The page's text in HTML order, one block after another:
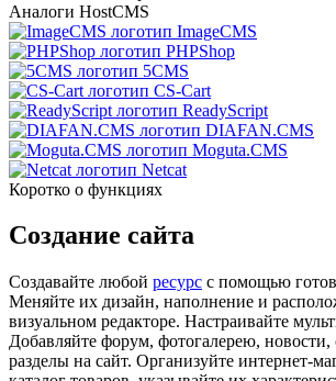
Аналоги HostCMS
ImageCMS
PHPShop
5CMS
CS-Cart
ReadyScript
DIAFAN.CMS
Moguta.CMS
Netcat
Коротко о функциях
Создание сайта
Создавайте любой ресурс с помощью
Меняйте их дизайн, наполнение и
визуальном редакторе. Настраивайте
Добавляйте форум, фотогалерею, новости,
разделы на сайт. Организуйте интернет-